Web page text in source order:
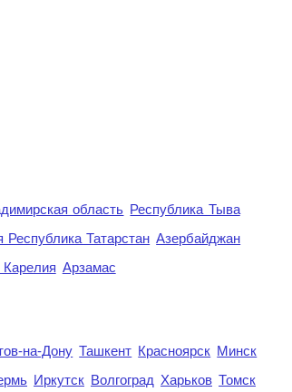
область Республика Тыва
Республика Татарстан Азербайджан
Арзамас
на-Дону Ташкент Красноярск Минск
Иркутск Волгоград Харьков Томск